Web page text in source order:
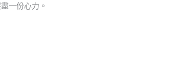
一份心力。